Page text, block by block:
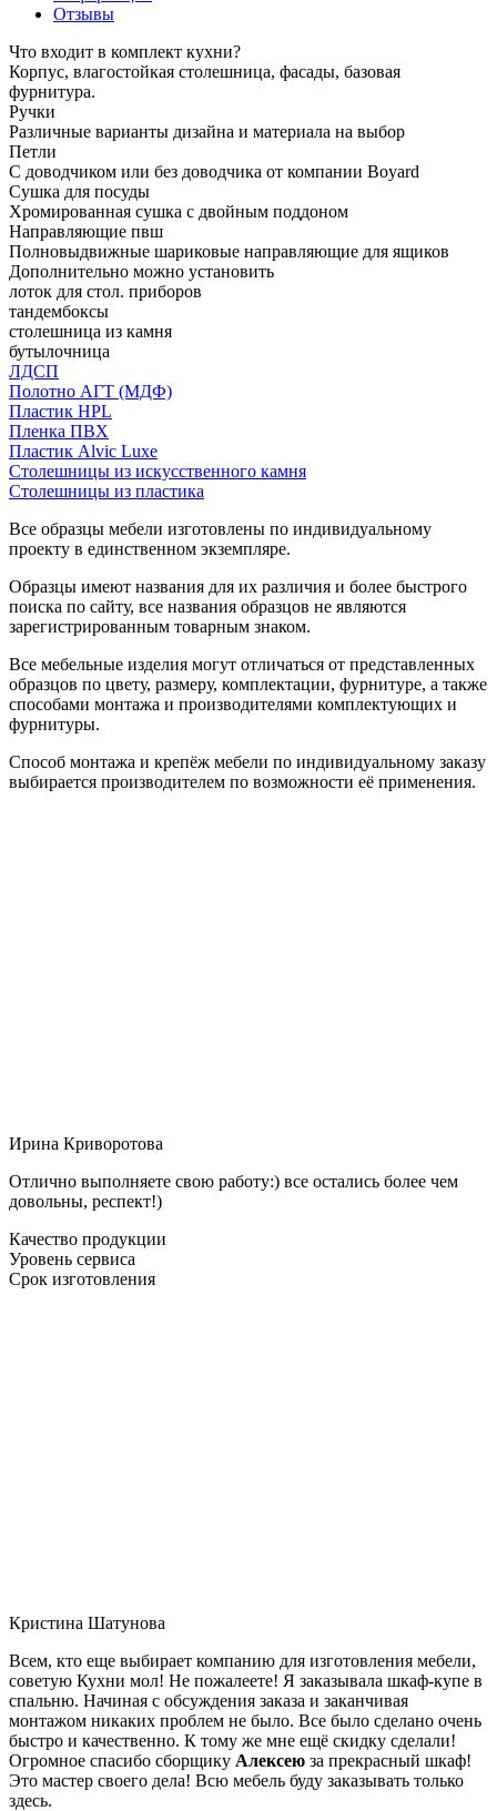
Отзывы
Что входит в комплект кухни?
Корпус, влагостойкая столешница, фасады, базовая
фурнитура.
Ручки
Различные варианты дизайна и материала на выбор
Петли
С доводчиком или без доводчика от компании Boyard
Сушка для посуды
Хромированная сушка с двойным поддоном
Направляющие пвш
Полновыдвижные шариковые направляющие для ящиков
Дополнительно можно установить
лоток для стол. приборов
тандембоксы
столешница из камня
бутылочница
ЛДСП
Полотно АГТ (МДФ)
Пластик HPL
Пленка ПВХ
Пластик Alvic Luxe
Столешницы из искусственного камня
Столешницы из пластика
Все образцы мебели изготовлены по индивидуальному
проекту в единственном экземпляре.
Образцы имеют названия для их различия и более быстрого
поиска по сайту, все названия образцов не являются
зарегистрированным товарным знаком.
Все мебельные изделия могут отличаться от представленных
образцов по цвету, размеру, комплектации, фурнитуре, а также
способами монтажа и производителями комплектующих и
фурнитуры.
Способ монтажа и крепёж мебели по индивидуальному заказу
выбирается производителем по возможности её применения.
Ирина Криворотова
Отлично выполняете свою работу:) все остались более чем
довольны, респект!)
Качество продукции
Уровень сервиса
Срок изготовления
Кристина Шатунова
Всем, кто еще выбирает компанию для изготовления мебели,
советую Кухни мол! Не пожалеете! Я заказывала шкаф-купе в
спальню. Начиная с обсуждения заказа и заканчивая
монтажом никаких проблем не было. Все было сделано очень
быстро и качественно. К тому же мне ещё скидку сделали!
Огромное спасибо сборщику Алексею за прекрасный шкаф!
Это мастер своего дела! Всю мебель буду заказывать только
здесь.